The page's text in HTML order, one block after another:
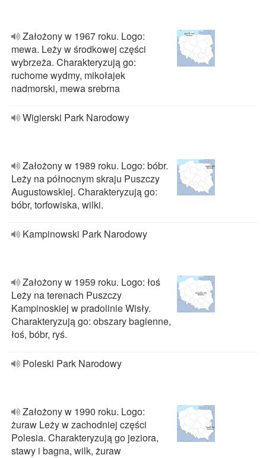
Założony w 1967 roku. Logo:
mewa. Leży w środkowej części
wybrzeża. Charakteryzują go:
ruchome wydmy, mikołajek
nadmorski, mewa srebrna
Wigierski Park Narodowy
Założony w 1989 roku. Logo: bóbr.
Leży na północnym skraju Puszczy
Augustowskiej. Charakteryzują go:
bóbr, torfowiska, wilki.
Kampinowski Park Narodowy
Założony w 1959 roku. Logo: łoś
Leży na terenach Puszczy
Kampinoskiej w pradolinie Wisły.
Charakteryzują go: obszary bagienne,
łoś, bóbr, ryś.
Poleski Park Narodowy
Założony w 1990 roku. Logo:
żuraw Leży w zachodniej części
Polesia. Charakteryzują go jeziora,
stawy i bagna, wilk, żuraw